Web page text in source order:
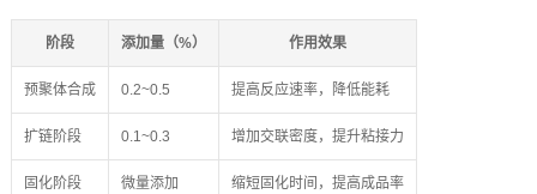
阶段 添加量（%） 作用效果
预聚体合成 0.2~0.5 提高反应速率，降低能耗
扩链阶段 0.1~0.3 增加交联密度，提升粘接力
固化阶段 微量添加 缩短固化时间，提高成品率